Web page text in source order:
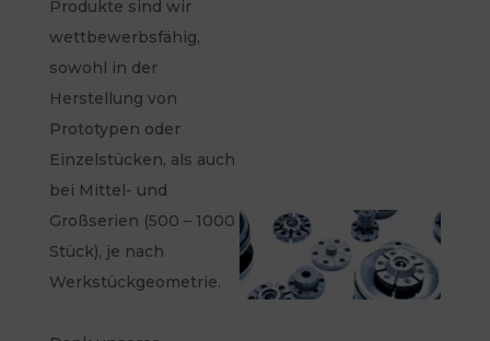
Produkte sind wir
wettbewerbsfähig,
sowohl in der
Herstellung von
Prototypen oder
Einzelstücken, als auch
bei Mittel- und
Großserien (500 – 1000
Stück), je nach
Werkstückgeometrie.